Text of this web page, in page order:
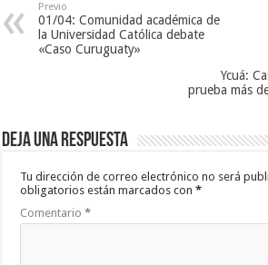
Previo
01/04: Comunidad académica de
la Universidad Católica debate
«Caso Curuguaty»
Ycuá:
prueba más
Deja una respuesta
Tu dirección de correo electrónico no será
obligatorios están marcados con*
Comentario*